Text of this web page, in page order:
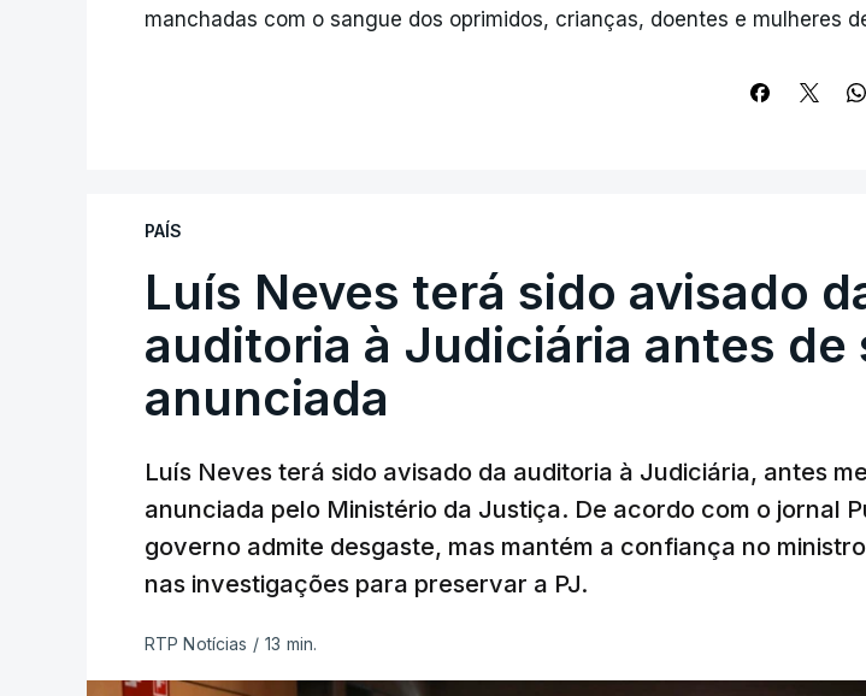
manchadas com o sangue dos oprimidos, crianças, doentes e mulheres
PAÍS
Luís Neves terá sido avisado
auditoria à Judiciária antes de
anunciada
Luís Neves terá sido avisado da auditoria à Judiciária, antes
anunciada pelo Ministério da Justiça. De acordo com o jornal
governo admite desgaste, mas mantém a confiança no
nas investigações para preservar a PJ.
RTP Notícias / 13 min.